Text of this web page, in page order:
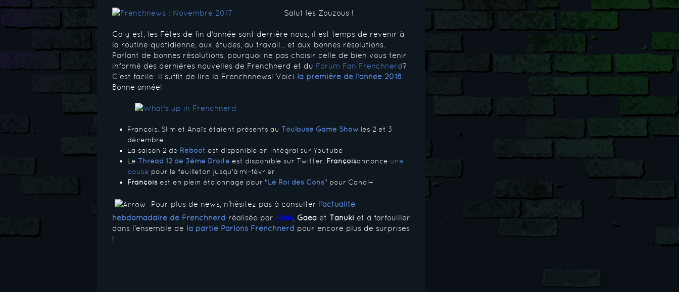
Salut les Zouzous !
Ça y est, les Fêtes de fin d'année sont derrière nous, il est temps de revenir à
la routine quotidienne, aux études, au travail... et aux bonnes résolutions.
Parlant de bonnes résolutions, pourquoi ne pas choisir celle de bien vous tenir
informé des dernières nouvelles de Frenchnerd et du Forum Fan Frenchnerd?
C'est facile: il suffit de lire la Frenchnnews! Voici la première de l'année 2018
Bonne année!
François, Slim et Anaïs étaient présents au Toulouse Game Show les 2 et 3
décembre
La saison 2 de Reboot est disponible en intégral sur Youtube
Le Thread 12 de 3ème Droite est disponible sur Twitter. Françoisannonce une
pause pour le feuilleton jusqu'à mi-février
François est en plein étalonnage pour "Le Roi des Cons" pour Canal+
Pour plus de news, n'hésitez pas à consulter l'actualité
hebdomadaire de Frenchnerd réalisée par Aelis Gaea et Tanuki et à farfouiller
dans l'ensemble de la partie Parlons Frenchnerd pour encore plus de surprises
!